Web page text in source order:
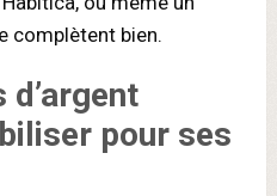
complètent bien.
pour ses